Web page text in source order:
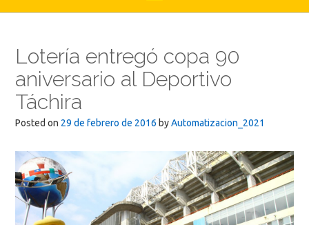
Lotería entregó copa 90
aniversario al Deportivo
Táchira
Posted on 29 de febrero de 2016 byAutomatizacion_2021